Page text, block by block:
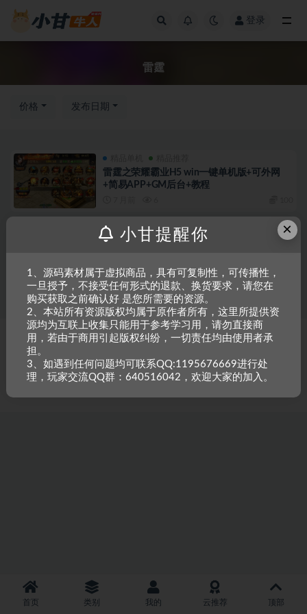
登录
雷霆
价格 发布日期
雷霆之荣耀霸业H5 win一键单机版+可外网
+简易APP+GM后台+教程
页游源码 首页推荐
蓝月神魔2.0雷霆H5超变多区跨服多功能版
2 年前 2
Copyright © 2023 小甘牛人资源网 - All rights reserved 粤ICP备2023002201
号-1
本站是一个坚持做精品资源的网站，会长期坚持更新资源，以共享为原则，尊
首页 类别 我的 云推荐 顶部
×
小甘提醒你
1、源码素材属于虚拟商品，具有可复制性，可传播性，
一旦授予，不接受任何形式的退款、换货要求，请您在
购买获取之前确认好 是您所需要的资源。
2、本站所有资源版权均属于原作者所有，这里所提供资
源均为互联上收集只能用于参考学习用，请勿直接商
用，若由于商用引起版权纠纷，一切责任均由使用者承
担。
3、如遇到任何问题均可联系QQ:1195676669进行处
理，玩家交流QQ群：640516042，欢迎大家的加入。